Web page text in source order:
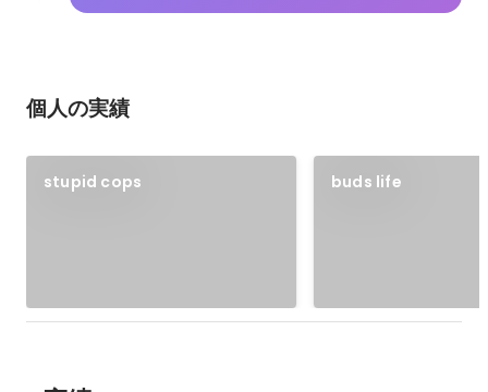
個人の実績
stupid cops buds life